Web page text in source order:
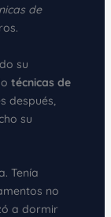
de
su
técnicas de
después,
su
Tenía
no
a dormir